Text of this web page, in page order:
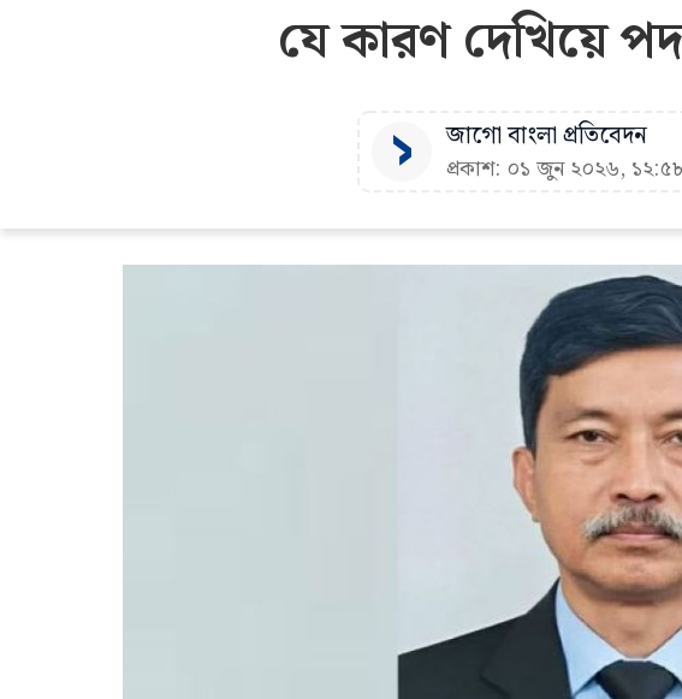
যে কারণ দেখিয়ে
জাগো বাংলা প্রতিবেদন
প্রকাশ: ০১ জুন ২০২৬,